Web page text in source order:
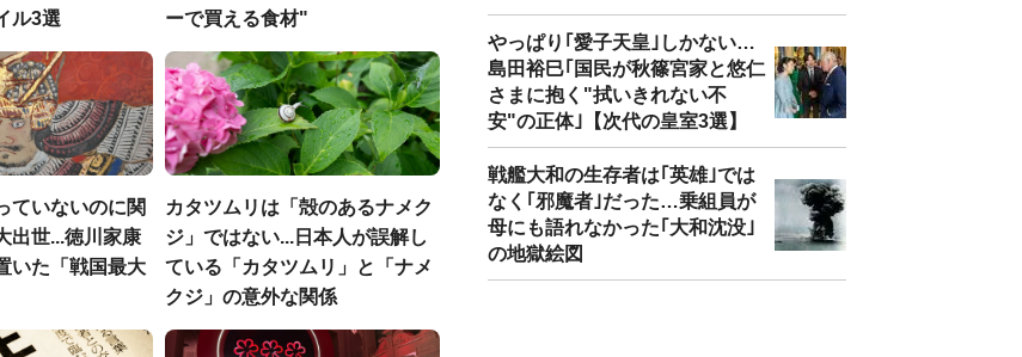
ル3選
ーで買える食材"
ていないのに関
出世...徳川家康
いた「戦国最大
カタツムリは「殻のあるナメク
ジ」ではない...日本人が誤解し
ている「カタツムリ」と「ナメ
クジ」の意外な関係
やっぱり｢愛子天皇｣しかない…
島田裕巳｢国民が秋篠宮家と悠仁
さまに抱く"拭いきれない不
安"の正体｣【次代の皇室3選】
戦艦大和の生存者は｢英雄｣では
なく｢邪魔者｣だった…乗組員が
母にも語れなかった｢大和沈没｣
の地獄絵図